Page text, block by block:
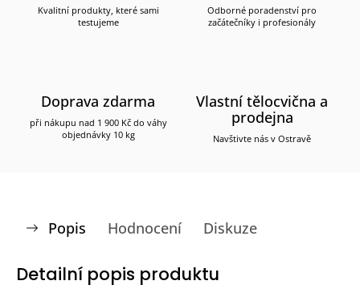
Kvalitní produkty, které sami
testujeme
Odborné poradenství pro
začátečníky i profesionály
Doprava zdarma
při nákupu nad 1 900 Kč do váhy
objednávky 10 kg
Vlastní tělocvična a
prodejna
Navštivte nás v Ostravě
Popis Hodnocení Diskuze
Detailní popis produktu